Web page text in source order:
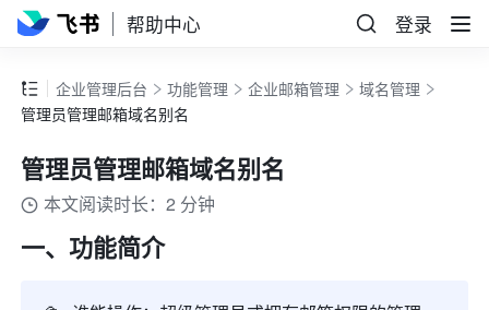
帮助中心 登录
企业管理后台 功能管理 企业邮箱管理
域名管理
管理员管理邮箱域名别名
管理员管理邮箱域名别名
本文阅读时长：2 分钟
一、功能简介